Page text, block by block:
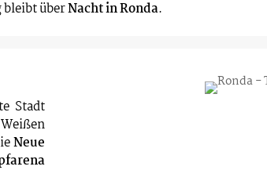
bleibt überNacht in Ronda.
Stadt
Neue